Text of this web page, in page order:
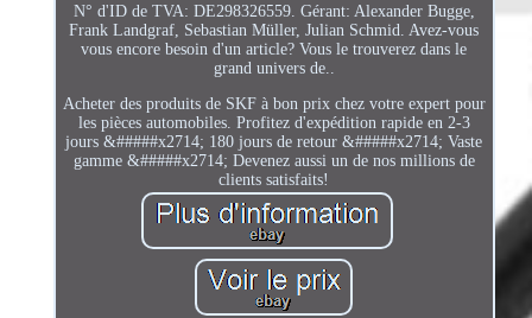
N° d'ID de TVA: DE298326559. Gérant: Alexander Bugge,
Frank Landgraf, Sebastian Müller, Julian Schmid. Avez-vous
vous encore besoin d'un article? Vous le trouverez dans le
grand univers de..
Acheter des produits de SKF à bon prix chez votre expert pour
les pièces automobiles. Profitez d'expédition rapide en 2-3
jours &#####x2714; 180 jours de retour &#####x2714; Vaste
gamme &#####x2714; Devenez aussi un de nos millions de
clients satisfaits!